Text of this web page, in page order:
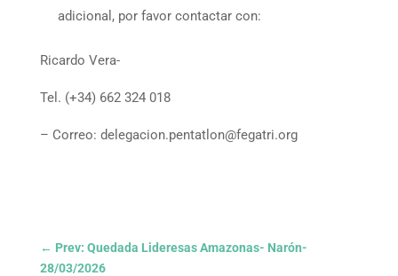
adicional, por favor contactar con:
Ricardo Vera-
Tel. (+34) 662 324 018
– Correo: delegacion.pentatlon@fegatri.org
← Prev: Quedada Lideresas Amazonas- Narón-
28/03/2026